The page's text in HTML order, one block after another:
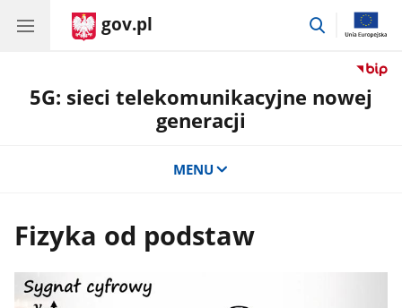
gov.pl
przejdź
5G: sieci telekomunikacyjne nowej
generacji
MENU
Fizyka od podstaw